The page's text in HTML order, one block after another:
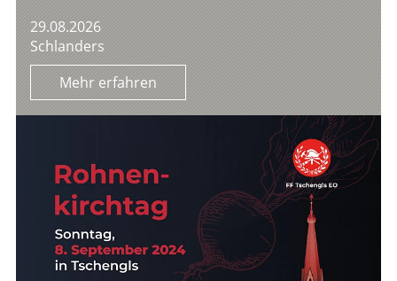
29.08.2026
Schlanders
Mehr erfahren